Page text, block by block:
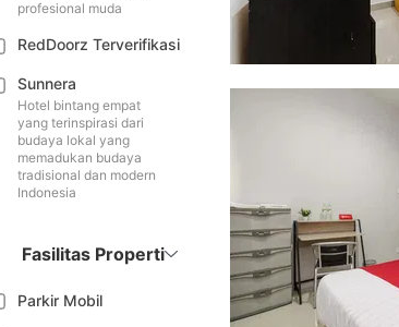
profesional muda
RedDoorz Terverifikasi
Sunnera
Hotel bintang empat
yang terinspirasi dari
budaya lokal yang
memadukan budaya
tradisional dan modern
Indonesia
Fasilitas Properti
Parkir Mobil